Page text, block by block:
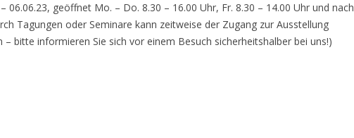
06.06.23, geöffnet Mo. – Do. 8.30 – 16.00 Uhr, Fr. 8.30 – 14.00 Uhr und nach
Tagungen oder Seminare kann zeitweise der Zugang zur Ausstellung
– bitte informieren Sie sich vor einem Besuch sicherheitshalber bei uns!)